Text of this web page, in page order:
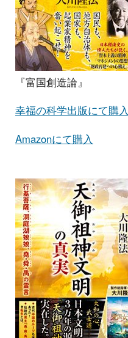
『富国創造論』
幸福の科学出版にて購入
Amazonにて購入